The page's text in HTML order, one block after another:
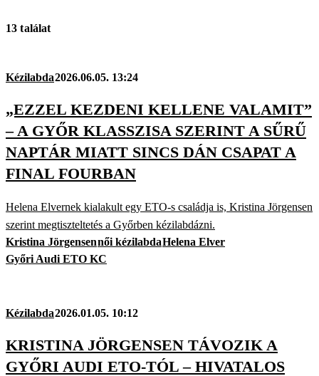
13 találat
Kézilabda2026.06.05. 13:24
„EZZEL KEZDENI KELLENE VALAMIT”
– A GYŐR KLASSZISA SZERINT A SŰRŰ
NAPTÁR MIATT SINCS DÁN CSAPAT A
FINAL FOURBAN
Helena Elvernek kialakult egy ETO-s családja is, Kristina Jörgensen
szerint megtiszteltetés a Győrben kézilabdázni.
Kristina Jörgensennői kézilabdaHelena Elver
Győri Audi ETO KC
Kézilabda2026.01.05. 10:12
KRISTINA JÖRGENSEN TÁVOZIK A
GYŐRI AUDI ETO-TÓL – HIVATALOS